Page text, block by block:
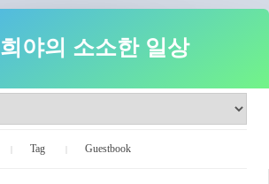
희야의 소소한 일상
Tag Guestbook